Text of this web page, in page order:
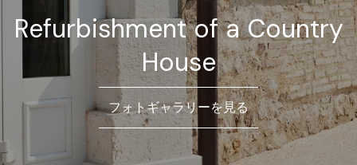
Refurbishment of a Country
House
フォトギャラリーを見る